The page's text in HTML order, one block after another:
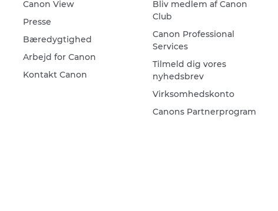
Canon View
Presse
Bæredygtighed
Arbejd for Canon
Kontakt Canon
Bliv medlem af Canon
Club
Canon Professional
Services
Tilmeld dig vores
nyhedsbrev
Virksomhedskonto
Canons Partnerprogram